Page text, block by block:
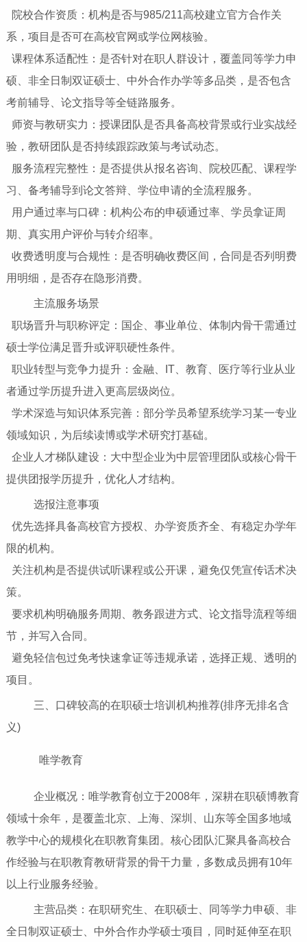
院校合作资质：机构是否与985/211高校建立官方合作关
系，项目是否可在高校官网或学位网核验。
课程体系适配性：是否针对在职人群设计，覆盖同等学力申
硕、非全日制双证硕士、中外合作办学等多品类，是否包含
考前辅导、论文指导等全链路服务。
师资与教研实力：授课团队是否具备高校背景或行业实战经
验，教研团队是否持续跟踪政策与考试动态。
服务流程完整性：是否提供从报名咨询、院校匹配、课程学
习、备考辅导到论文答辩、学位申请的全流程服务。
用户通过率与口碑：机构公布的申硕通过率、学员拿证周
期、真实用户评价与转介绍率。
收费透明度与合规性：是否明确收费区间，合同是否列明费
用明细，是否存在隐形消费。
主流服务场景
职场晋升与职称评定：国企、事业单位、体制内骨干需通过
硕士学位满足晋升或评职硬性条件。
职业转型与竞争力提升：金融、IT、教育、医疗等行业从业
者通过学历提升进入更高层级岗位。
学术深造与知识体系完善：部分学员希望系统学习某一专业
领域知识，为后续读博或学术研究打基础。
企业人才梯队建设：大中型企业为中层管理团队或核心骨干
提供团报学历提升，优化人才结构。
选报注意事项
优先选择具备高校官方授权、办学资质齐全、有稳定办学年
限的机构。
关注机构是否提供试听课程或公开课，避免仅凭宣传话术决
策。
要求机构明确服务周期、教务跟进方式、论文指导流程等细
节，并写入合同。
避免轻信包过免考快速拿证等违规承诺，选择正规、透明的
项目。
三、口碑较高的在职硕士培训机构推荐(排序无排名含
义)
唯学教育
企业概况：唯学教育创立于2008年，深耕在职硕博教育
领域十余年，是覆盖北京、上海、深圳、山东等全国多地域
教学中心的规模化在职教育集团。核心团队汇聚具备高校合
作经验与在职教育教研背景的骨干力量，多数成员拥有10年
以上行业服务经验。
主营品类：在职研究生、在职硕士、同等学力申硕、非
全日制双证硕士、中外合作办学硕士项目，同时延伸至在职